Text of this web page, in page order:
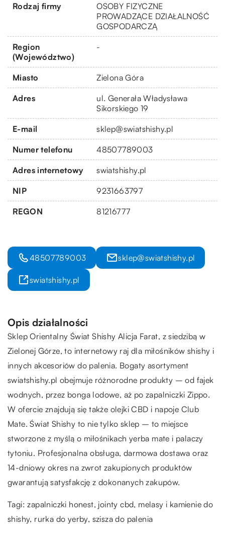
Rodzaj firmy
OSOBY FIZYCZNE
PROWADZĄCE DZIAŁALNOŚĆ
GOSPODARCZĄ
Region
(Województwo)
-
Miasto Zielona Góra
Adres
ul. Generała Władysława
Sikorskiego 19
E-mail sklep@swiatshishy.pl
Numer telefonu 48507789003
Adres internetowy swiatshishy.pl
NIP 9231663797
REGON 81216777
48507789003 sklep@swiatshishy.pl
swiatshishy.pl
Opis działalności
Sklep Orientalny Świat Shishy Alicja Farat, z siedzibą w
Zielonej Górze, to internetowy raj dla miłośników shishy i
innych akcesoriów do palenia. Bogaty asortyment
swiatshishy.pl obejmuje różnorodne produkty – od fajek
wodnych, przez bonga lodowe, aż po zapalniczki Zippo.
W ofercie znajdują się także olejki CBD i napoje Club
Mate. Świat Shishy to nie tylko sklep – to miejsce
stworzone z myślą o miłośnikach yerba mate i palaczy
tytoniu. Profesjonalna obsługa, darmowa dostawa oraz
14-dniowy okres na zwrot zakupionych produktów
gwarantują satysfakcję z dokonanych zakupów.
Tagi: zapalniczki honest, jointy cbd, melasy i kamienie do
shishy, rurka do yerby, szisza do palenia